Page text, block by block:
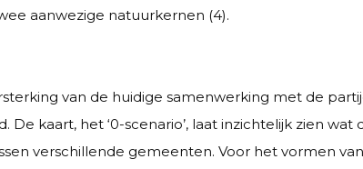
aanwezige natuurkernen (4).
van de huidige samenwerking met de
kaart, het ‘0-scenario’, laat inzichtelijk zien wat
verschillende gemeenten. Voor het vormen